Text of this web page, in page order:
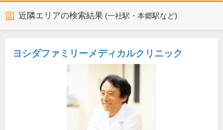
近隣エリアの検索結果 (一社駅・本郷駅など)
ヨシダファミリーメディカルクリニック